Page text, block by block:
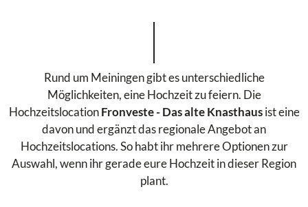
Rund um Meiningen gibt es unterschiedliche
Möglichkeiten, eine Hochzeit zu feiern. Die
HochzeitslocationFronveste - Das alte Knasthausist eine
davon und ergänzt das regionale Angebot an
Hochzeitslocations. So habt ihr mehrere Optionen zur
Auswahl, wenn ihr gerade eure Hochzeit in dieser Region
plant.